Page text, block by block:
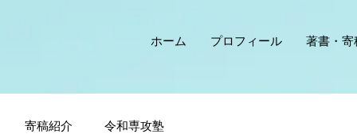
ホーム プロフィール 著書・寄
寄稿紹介 令和専攻塾